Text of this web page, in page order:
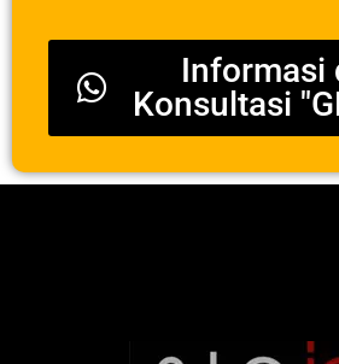
Informasi
Konsultasi